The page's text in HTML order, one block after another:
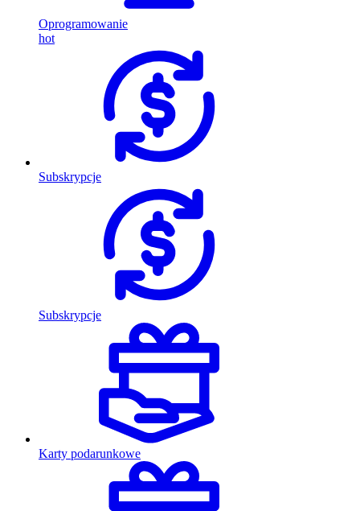
Oprogramowanie
hot
Subskrypcje
Subskrypcje
Karty podarunkowe